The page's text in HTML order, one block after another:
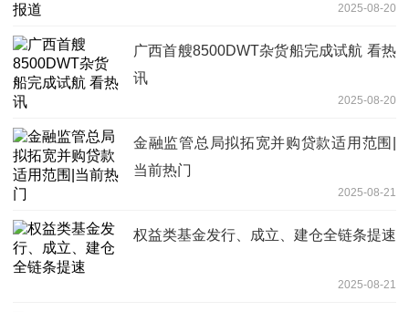
2025-08-20
广西首艘8500DWT杂货船完成试航 看热
讯
2025-08-20
金融监管总局拟拓宽并购贷款适用范围|
当前热门
2025-08-21
权益类基金发行、成立、建仓全链条提速
2025-08-21